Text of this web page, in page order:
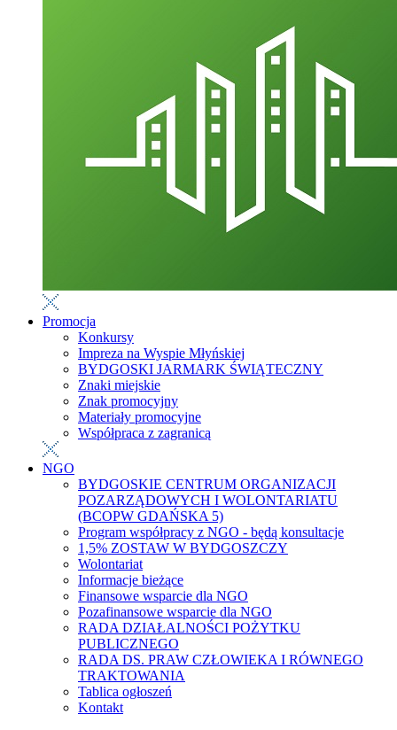
Promocja
Konkursy
Impreza na Wyspie Młyńskiej
BYDGOSKI JARMARK ŚWIĄTECZNY
Znaki miejskie
Znak promocyjny
Materiały promocyjne
Współpraca z zagranicą
NGO
BYDGOSKIE CENTRUM ORGANIZACJI
POZARZĄDOWYCH I WOLONTARIATU
(BCOPW GDAŃSKA 5)
Program współpracy z NGO - będą konsultacje
1,5% ZOSTAW W BYDGOSZCZY
Wolontariat
Informacje bieżące
Finansowe wsparcie dla NGO
Pozafinansowe wsparcie dla NGO
RADA DZIAŁALNOŚCI POŻYTKU
PUBLICZNEGO
RADA DS. PRAW CZŁOWIEKA I RÓWNEGO
TRAKTOWANIA
Tablica ogłoszeń
Kontakt